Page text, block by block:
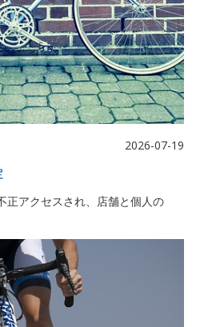
2026-07-19
正アクセスされ、店舗と個人の